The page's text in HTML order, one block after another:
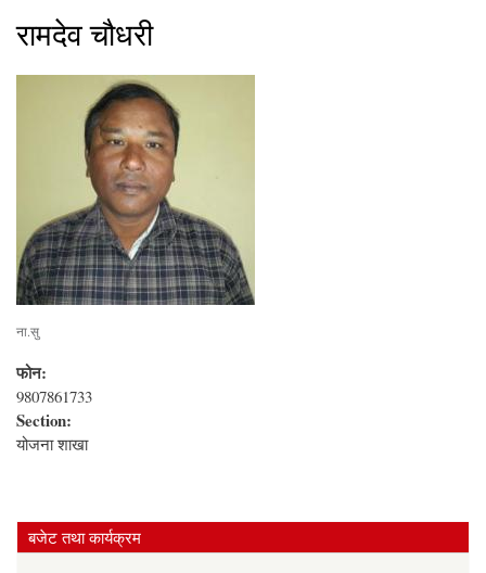
रामदेव चौधरी
ना.सु
फोन:
9807861733
Section:
योजना शाखा
बजेट तथा कार्यक्रम